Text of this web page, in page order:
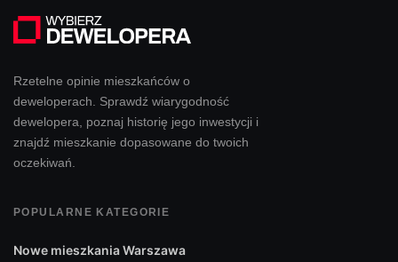
Rzetelne opinie mieszkańców o
deweloperach. Sprawdź wiarygodność
dewelopera, poznaj historię jego inwestycji i
znajdź mieszkanie dopasowane do twoich
oczekiwań.
POPULARNE KATEGORIE
Nowe mieszkania Warszawa